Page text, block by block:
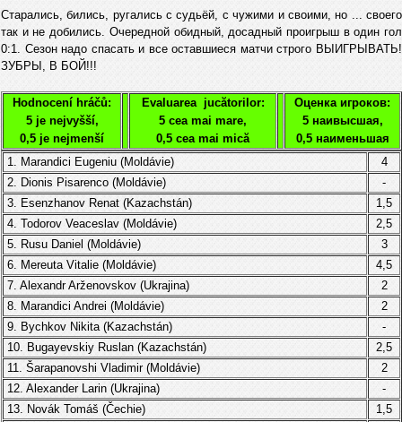
Старались, бились, ругались с судьёй, с чужими и своими, но ... своего
так и не добились. Очередной обидный, досадный проигрыш в один гол
0:1. Сезон надо спасать и все оставшиеся матчи строго ВЫИГРЫВАТЬ!
ЗУБРЫ, В БОЙ!!!
Hodnocení hráčů:
5 je nejvyšší,
0,5 je nejmenší
Evaluarea jucătorilor:
5 cea mai mare,
0,5 cea mai mică
Оценка игроков:
5 наивысшая,
0,5 наименьшая
1. Marandici Eugeniu (Moldávie)
4
2. Dionis Pisarenco (Moldávie)
-
3. Esenzhanov Renat (Kazachstán)
1,5
4. Todorov Veaceslav (Moldávie)
2,5
5. Rusu Daniel (Moldávie)
3
6. Mereuta Vitalie (Moldávie)
4,5
7. Alexandr Arženovskov (Ukrajina)
2
8. Marandici Andrei (Moldávie)
2
9. Bychkov Nikita (Kazachstán)
-
10. Bugayevskiy Ruslan (Kazachstán)
2,5
11. Šarapanovshi Vladimir (Moldávie)
2
12. Alexander Larin (Ukrajina)
-
13. Novák Tomáš (Čechie)
1,5